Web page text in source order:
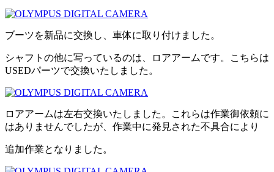
ブーツを新品に交換し、車体に取り付けました。
シャフトの他に写っているのは、ロアアームです。こちらは
USEDパーツで交換いたしました。
ロアアームは左右交換いたしました。これらは作業御依頼に
はありませんでしたが、作業中に発見された不具合により
追加作業となりました。